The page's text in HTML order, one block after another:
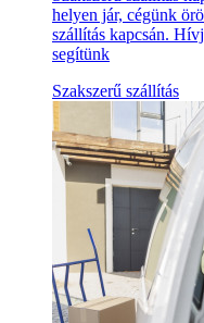
helyen jár, cégünk
szállítás kapcsán.
segítünk
Szakszerű szállítás